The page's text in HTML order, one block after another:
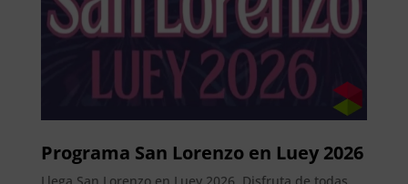
Programa San Lorenzo en Luey 2026